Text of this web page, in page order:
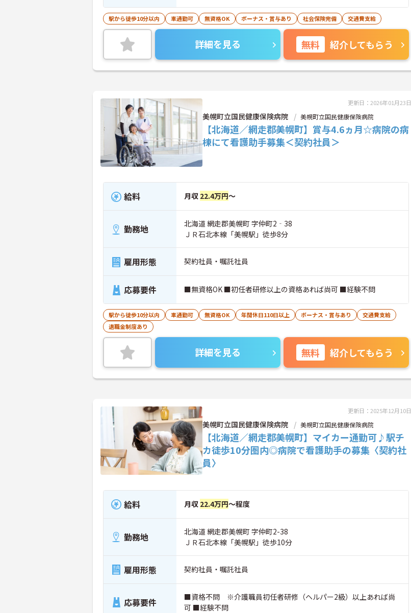
駅から徒歩10分以内 車通勤可 無資格OK ボーナス・賞与あり 社会保険完備 交通費支給
詳細を見る 無料 紹介してもらう
更新日：2026年01月23日
美幌町立国民健康保険病院 美幌町立国民健康保険病院
【北海道／網走郡美幌町】賞与4.6ヵ月☆病院の病
棟にて看護助手募集＜契約社員＞
給料 月収 22.4万円～
勤務地
北海道 網走郡美幌町 字仲町2‐38
ＪＲ石北本線「美幌駅」徒歩8分
雇用形態 契約社員・嘱託社員
応募要件 ■無資格OK ■初任者研修以上の資格あれば尚可 ■経験不問
駅から徒歩10分以内 車通勤可 無資格OK 年間休日110日以上 ボーナス・賞与あり
交通費支給
退職金制度あり
詳細を見る 無料 紹介してもらう
更新日：2025年12月10日
美幌町立国民健康保険病院 美幌町立国民健康保険病院
【北海道／網走郡美幌町】マイカー通勤可♪駅チ
カ徒歩10分圏内◎病院で看護助手の募集〈契約社
員〉
給料 月収 22.4万円～程度
勤務地
北海道 網走郡美幌町 字仲町2-38
ＪＲ石北本線「美幌駅」徒歩10分
雇用形態 契約社員・嘱託社員
応募要件
■資格不問 ※介護職員初任者研修（ヘルパー2級）以上あれば尚
可 ■経験不問